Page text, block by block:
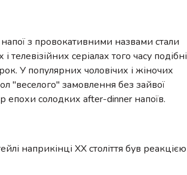
з провокативними назвами стали
серіалах того часу подібні
У популярних чоловічих і жіночих
"веселого" замовлення без зайвої
епохи солодких after-dinner напоїв.
наприкінці XX століття був реакцією